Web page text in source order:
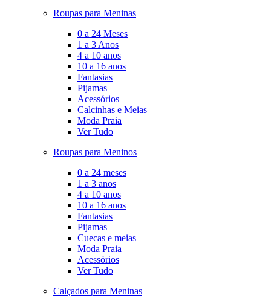
Roupas para Meninas
0 a 24 Meses
1 a 3 Anos
4 a 10 anos
10 a 16 anos
Fantasias
Pijamas
Acessórios
Calcinhas e Meias
Moda Praia
Ver Tudo
Roupas para Meninos
0 a 24 meses
1 a 3 anos
4 a 10 anos
10 a 16 anos
Fantasias
Pijamas
Cuecas e meias
Moda Praia
Acessórios
Ver Tudo
Calçados para Meninas